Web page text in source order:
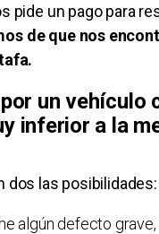
pide un pago para
de que nos
un vehículo
inferior a la
dos las posibilidades:
algún defecto grave,